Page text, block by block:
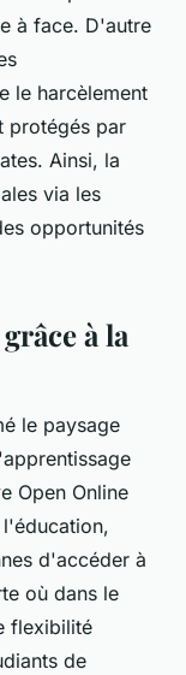
à face. D'autre
le harcèlement
protégés par
Ainsi, la
via les
opportunités
à la
le paysage
Open Online
d'accéder à
où dans le
flexibilité
de